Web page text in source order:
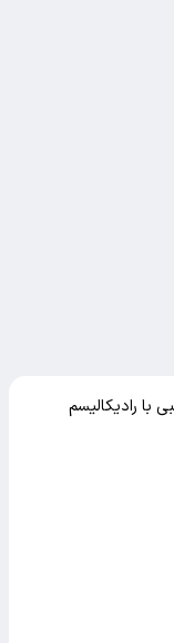
با رادیکالیسم